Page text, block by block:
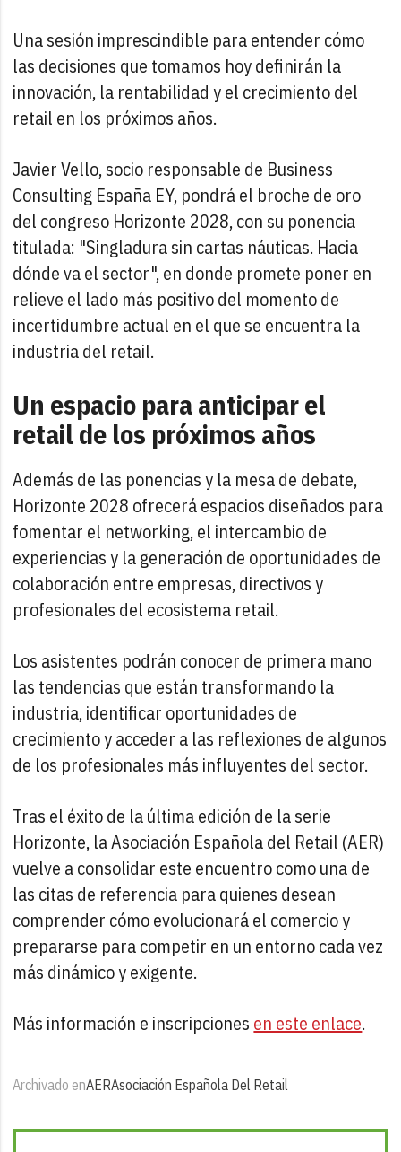
Una sesión imprescindible para entender cómo
las decisiones que tomamos hoy definirán la
innovación, la rentabilidad y el crecimiento del
retail en los próximos años.
Javier Vello, socio responsable de Business
Consulting España EY, pondrá el broche de oro
del congreso Horizonte 2028, con su ponencia
titulada: "Singladura sin cartas náuticas. Hacia
dónde va el sector", en donde promete poner en
relieve el lado más positivo del momento de
incertidumbre actual en el que se encuentra la
industria del retail.
Un espacio para anticipar el
retail de los próximos años
Además de las ponencias y la mesa de debate,
Horizonte 2028 ofrecerá espacios diseñados para
fomentar el networking, el intercambio de
experiencias y la generación de oportunidades de
colaboración entre empresas, directivos y
profesionales del ecosistema retail.
Los asistentes podrán conocer de primera mano
las tendencias que están transformando la
industria, identificar oportunidades de
crecimiento y acceder a las reflexiones de algunos
de los profesionales más influyentes del sector.
Tras el éxito de la última edición de la serie
Horizonte, la Asociación Española del Retail (AER)
vuelve a consolidar este encuentro como una de
las citas de referencia para quienes desean
comprender cómo evolucionará el comercio y
prepararse para competir en un entorno cada vez
más dinámico y exigente.
Más información e inscripciones en este enlace.
Archivado enAERAsociación Española Del Retail